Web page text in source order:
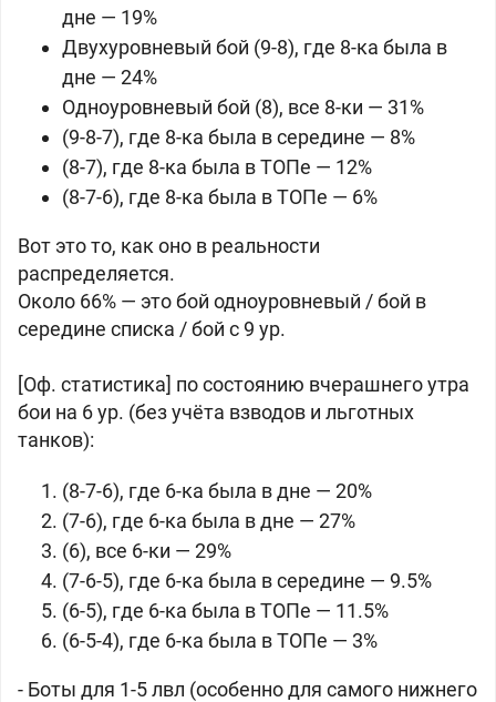
дне — 19%
Двухуровневый бой (9-8), где 8-ка была в
дне — 24%
Одноуровневый бой (8), все 8-ки — 31%
(9-8-7), где 8-ка была в середине — 8%
(8-7), где 8-ка была в ТОПе — 12%
(8-7-6), где 8-ка была в ТОПе — 6%
Вот это то, как оно в реальности
распределяется.
Около 66% — это бой одноуровневый / бой в
середине списка / бой с 9 ур.
[Оф. статистика] по состоянию вчерашнего утра
бои на 6 ур. (без учёта взводов и льготных
танков):
(8-7-6), где 6-ка была в дне — 20%
(7-6), где 6-ка была в дне — 27%
(6), все 6-ки — 29%
(7-6-5), где 6-ка была в середине — 9.5%
(6-5), где 6-ка была в ТОПе — 11.5%
(6-5-4), где 6-ка была в ТОПе — 3%
- Боты для 1-5 лвл (особенно для самого нижнего